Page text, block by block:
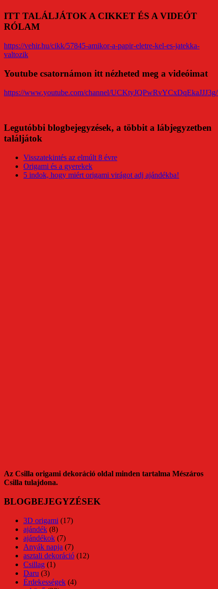
ITT TALÁLJÁTOK A CIKKET ÉS A VIDEÓT
RÓLAM
https://vehir.hu/cikk/57845-amikor-a-papir-eletre-kel-es-jatekka-
valtozik
Youtube csatornámon itt nézheted meg a videóimat
https://www.youtube.com/channel/
Legutóbbi blogbejegyzések, a többit a lábjegyzetben
találjátok
Visszatekintés az elmúlt 8 évre
Origami és a gyerekek
5 indok, hogy miért origami virágot adj ajándékba!
Az Csilla origami dekoráció oldal minden tartalma Mészáros
Csilla tulajdona.
BLOGBEJEGYZÉSEK
3D origami (17)
ajándék (8)
ajándékok (7)
Anyák napja (7)
asztali dekoráció (12)
Csillag (1)
Daru (3)
Érdekességek (4)